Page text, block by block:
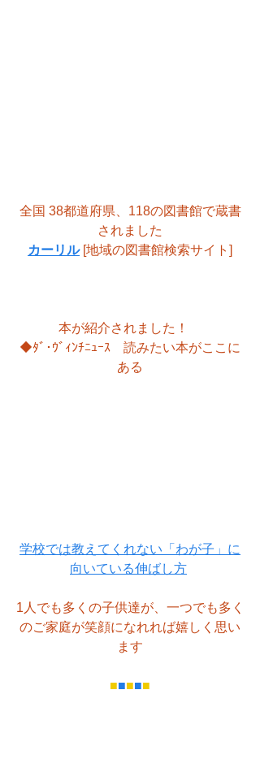
全国 38都道府県、118の図書館で蔵書
されました
カーリル [地域の図書館検索サイト]
本が紹介されました！
◆ﾀﾞ･ｳﾞｨﾝﾁﾆｭｰｽ　読みたい本がここに
ある
学校では教えてくれない「わが子」に
向いている伸ばし方
1人でも多くの子供達が、一つでも多く
のご家庭が笑顔になれれば嬉しく思い
ます
■■■■■